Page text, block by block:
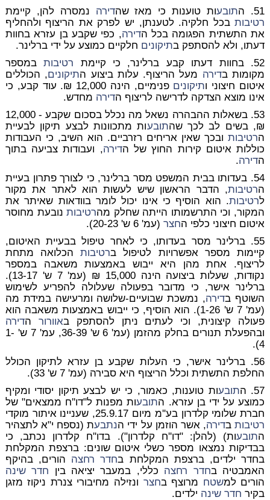
51. ה
תובעות טוענות כי מאז שהדירה נמסרה להן, קיימת
רטיבותבכל חלקיה. לטענתן, יש לפרק את הריצוף ולהחליף
את התשתית הפגומה בכל הדירה, כפי שקבע בן עזרא בחוות
דעתו, ולא להסתפק בתיקונים חלקיים כמוצע על ידי ברלינר.
52. בחוות דעתו קבע ברלינר, כי קיימת
רטיבותבמספר
מקומות בדירה מעל הריצוף. עלות ביצוע התיקונים, הכוללים
איטום חיצוני ותיקונים
פנימיים, הינה 12,000 ₪. עוד קבע, כי
אינו מוצא הצדקה לדרישה לריצוף הדירה מחדש.
53. בשאלות ההבהרה נשאל מה נכלל בסכום שקבע - 12,000
₪, בשים לב לכך שהתובעות מתכוונות לבצע תיקון לבעיית
הרטיבותובכך שאין אריחים רזרביים. הוא השיב, כי העבודות
כוללות איטום קירות החוץ של הדירה, ועבודות צביעה בתוך
הדירה.
54. בעדותו בבית המשפט מסר ברלינר, כי לצורך פתרון בעיית
הרטיבות, הדבר הראשון שיש לעשות הוא לאתר את מקור
לרטיבות. הוא הוסיף כי אינו יכול לומר בוודאות שאיתר את
המקור, וכי התרשמותו הייתה שחלק מהרטיבותנובעת מחוסר
איטום חיצוני כלפי החצר(עמ' 6 ש' 20-23).
55. ברלינר מסר בעדותו, כי לאחר טיפול בבעיית האיטום,
קיימות מספר אפשרויות לטיפול ברטיבותהכלואה מתחת
לריצוף. אחת מהן היא ייבוש באמצעות משאבה במספר
נקודות, שעלות ביצועה הינה 15,000 ₪ (עמ' 7 ש' 13-17).
ברלינר אישר, כי מדובר בפעולה שעלולה להפריע לשימוש
השוטף בדירה, נמשכת שבועיים-שלושה ומרעישה במידת מה
(עמ' 7 ש' 1-26). הוא הוסיף, כי ייבוש באמצעות משאבה הוא
פעולה קיצונית, וכי לעתים ניתן להסתפק באוורור הדירה
ובהפעלת תנורים בחלק מהזמן (עמ' 6 ש' 36-39, עמ' 7 ש' 1-
4).
56. ברלינר אישר, כי העלות שקבע בן עזרא לתיקון הכולל
החלפת התשתית וכלל הריצוף היא סבירה (עמ' 7 ש' 33).
57. ה
תובעות טוענות, כאמור, כי יש לבצע תיקון יסודי ומקיף
כמוצע על ידי בן עזרא. התובעות מפנות ל"דו''ח ממצאים" של
חברת שלומי קלדרון בע''מ מיום 25.9.17, שעניינו איתור מוקדי
רטיבותבדירה, אשר הוזמן על ידי הנתבעת (נספח י"א לתצהיר
התובעות) (להלן: "דו''ח קלדרון"). בדו''ח קלדרון נכתב, כי
בבדיקות נמצאו מספר כשלי איטום שונים: ברצפת המקלחת
בחדר ילדים, ברצפת המקלחת בחדר רחצה הורים, בהיקף
האמבטיה בחדר רחצה כללי, במעבר יציאה בין חדר שינה
הורים למשטח מרוצף בחצר ונזילה מחיבורי צנרת ניקוז מזגן
בקיר חדר שינה ילדים.